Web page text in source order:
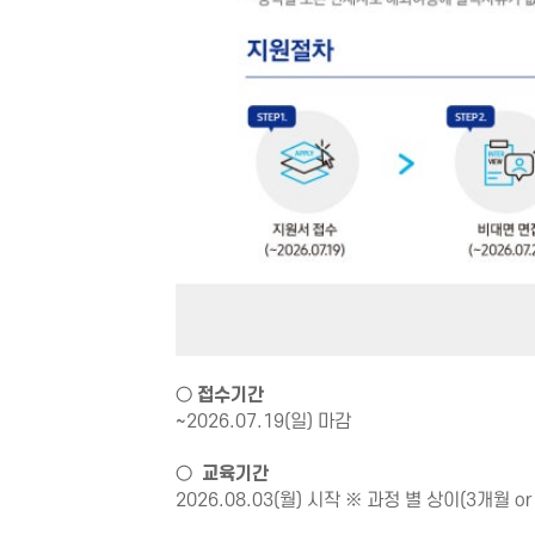
○ 접수기간
~2026.07.19(일) 마감
○ 교육기간
2026.08.03(월) 시작 ※ 과정 별 상이(3개월